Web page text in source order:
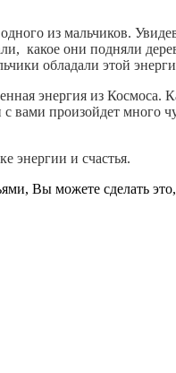
из мальчиков.
какое они подняли
обладали этой
энергия из Космоса.
вами произойдет много
энергии и счастья.
Вы можете сделать